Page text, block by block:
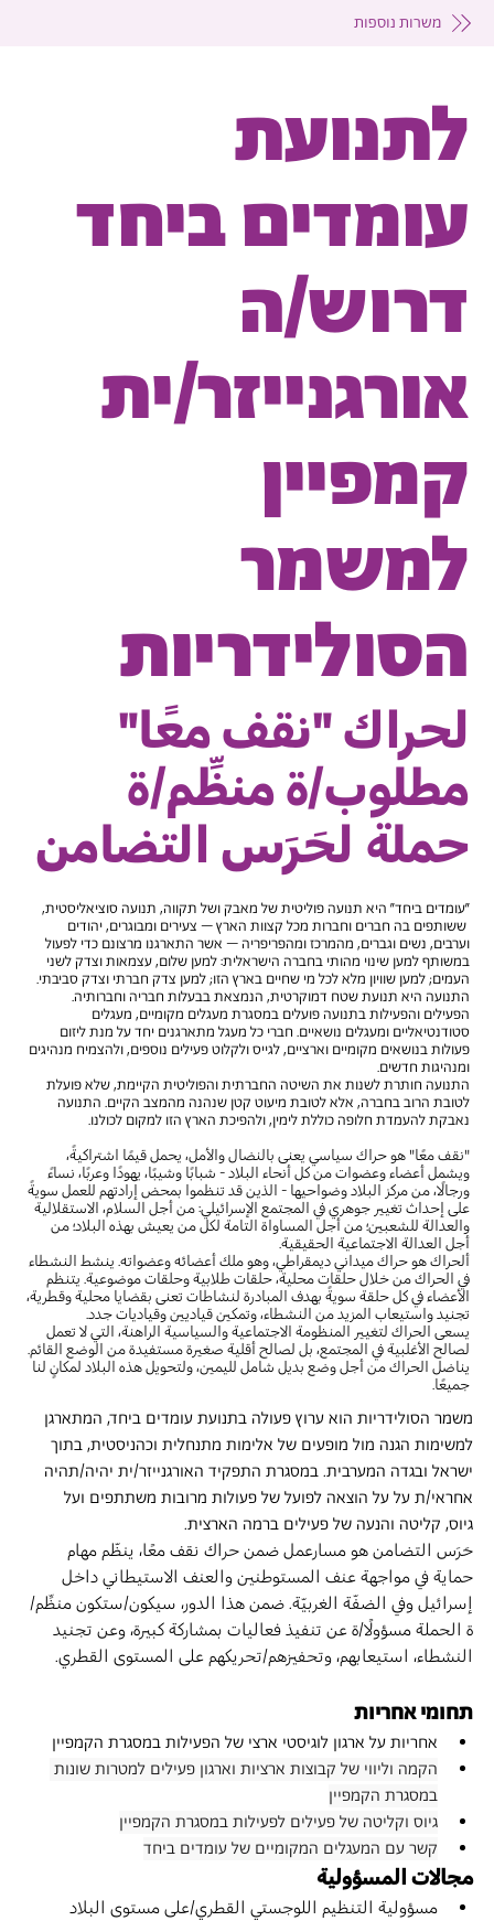
"עומדים ביחד" היא תנועה פוליטית של מאבק ושל תקווה, תנועה סוציאליסטית,
ששותפים בה חברים וחברות מכל קצוות הארץ – צעירים ומבוגרים, יהודים
וערבים, נשים וגברים, מהמרכז ומהפריפריה – אשר התארגנו מרצונם כדי לפעול
במשותף למען שינוי מהותי בחברה הישראלית: למען שלום, עצמאות וצדק לשני
העמים; למען שוויון מלא לכל מי שחיים בארץ הזו; למען צדק חברתי וצדק סביבתי.
התנועה היא תנועת שטח דמוקרטית, הנמצאת בבעלות חבריה וחברותיה.
הפעילים והפעילות בתנועה פועלים במסגרת מעגלים מקומיים, מעגלים
סטודנטיאליים ומעגלים נושאיים. חברי כל מעגל מתארגנים יחד על מנת ליזום
פעולות בנושאים מקומיים וארציים, לגייס ולקלוט פעילים נוספים, ולהצמיח מנהיגים
ומנהיגות חדשים.
התנועה חותרת לשנות את השיטה החברתית והפוליטית הקיימת, שלא פועלת
לטובת הרוב בחברה, אלא לטובת מיעוט קטן שנהנה מהמצב הקיים. התנועה
נאבקת להעמדת חלופה כוללת לימין, ולהפיכת הארץ הזו למקום לכולנו.
"نقف معًا" هو حراك سياسي يعنى بالنضال والأمل، يحمل قيمًا اشتراكيةً،
ويشمل أعضاء وعضوات من كل أنحاء البلاد - شبابًا وشيبًا، يهودًا وعربًا، نساءً
ورجالًا، من مركز البلاد وضواحيها - الذين قد تنظموا بمحض إرادتهم للعمل سويةً
على إحداث تغيير جوهري في المجتمع الإسرائيلي: من أجل السلام، الاستقلالية
والعدالة للشعبين؛ من أجل المساواة التامة لكل من يعيش بهذه البلاد؛ من
أجل العدالة الاجتماعية الحقيقية.
ألحراك هو حراك ميداني ديمقراطي، وهو ملك أعضائه وعضواته. ينشط النشطاء
في الحراك من خلال حلقات محلية، حلقات طلابية وحلقات موضوعية. يتنظم
الأعضاء في كل حلقة سويةً بهدف المبادرة لنشاطات تعنى بقضايا محلية وقطرية،
تجنيد واستيعاب المزيد من النشطاء، وتمكين قياديين وقياديات جدد.
يسعى الحراك لتغيير المنظومة الاجتماعية والسياسية الراهنة، التي لا تعمل
لصالح الأغلبية في المجتمع، بل لصالح أقلية صغيرة مستفيدة من الوضع القائم.
يناضل الحراك من أجل وضع بديل شامل لليمين، ولتحويل هذه البلاد لمكانٍ لنا
جميعًا.
לתנועת
עומדים ביחד
דרוש/ה
אורגנייזר/ית
קמפיין
למשמר
הסולידריות
لحراك "نقف معًا"
مطلوب/ة منظِّم/ة
حملة لحَرَس التضامن
משמר הסולידריות הוא ערוץ פעולה בתנועת עומדים ביחד, המתארגן
למשימות הגנה מול מופעים של אלימות מתנחלית וכהניסטית, בתוך
ישראל ובגדה המערבית. במסגרת התפקיד האורגנייזר/ית יהיה/תהיה
אחראי/ת על על הוצאה לפועל של פעולות מרובות משתתפים ועל
גיוס, קליטה והנעה של פעילים ברמה הארצית.
حَرَس التضامن هو مسارعمل ضمن حراك نقف معًا، ينظّم مهام
حماية في مواجهة عنف المستوطنين والعنف الاستيطاني داخل
إسرائيل وفي الضفّة الغربيّة. ضمن هذا الدور، سيكون/ستكون منظِّم/
ة الحملة مسؤولًا/ة عن تنفيذ فعاليات بمشاركة كبيرة، وعن تجنيد
النشطاء، استيعابهم، وتحفيزهم/تحريكهم على المستوى القطري.
תחומי אחריות
אחריות על ארגון לוגיסטי ארצי של הפעילות במסגרת הקמפיין
הקמה וליווי של קבוצות ארציות וארגון פעילים למטרות שונות
במסגרת הקמפיין
גיוס וקליטה של פעילים לפעילות במסגרת הקמפיין
קשר עם המעגלים המקומיים של עומדים ביחד
مجالات المسؤولية
مسؤولية التنظيم اللوجستي القطري/على مستوى البلاد
משרות נוספות